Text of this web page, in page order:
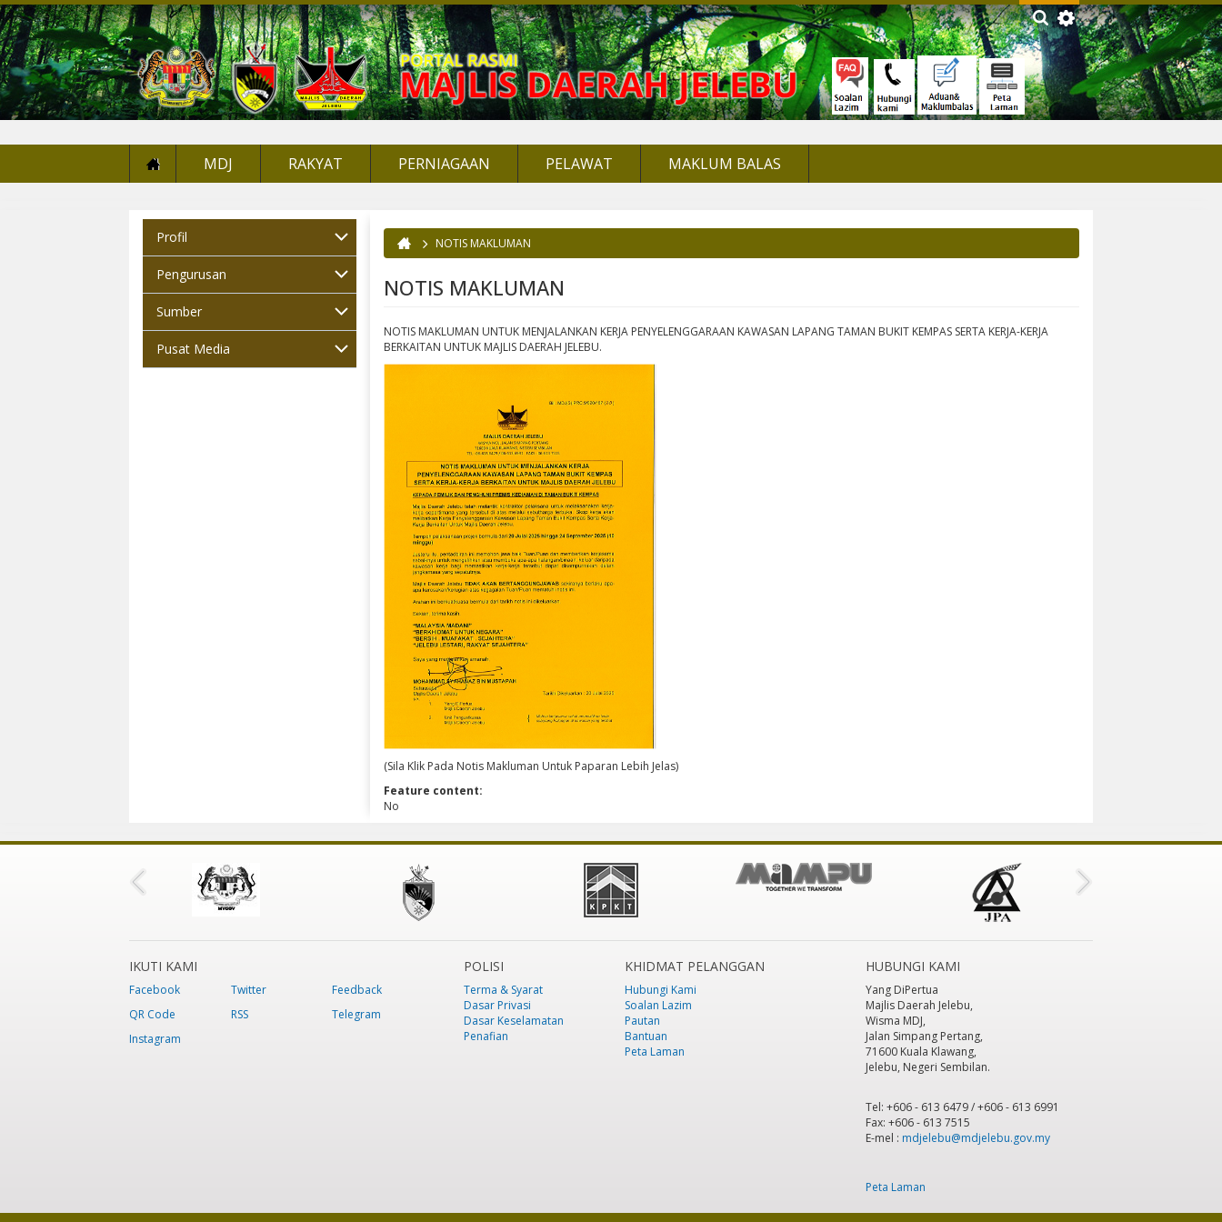
MDJ RAKYAT PERNIAGAAN PELAWAT MAKLUM BALAS
Profil
Pengurusan
Sumber
Pusat Media
Anda di sini
NOTIS MAKLUMAN
NOTIS MAKLUMAN
NOTIS MAKLUMAN UNTUK MENJALANKAN KERJA PENYELENGGARAAN KAWASAN LAPANG TAMAN BUKIT KEMPAS SERTA KERJA-KERJA
BERKAITAN UNTUK MAJLIS DAERAH JELEBU.
(Sila Klik Pada Notis Makluman Untuk Paparan Lebih Jelas)
Feature content:
No
IKUTI KAMI
Facebook Twitter
Feedback
QR Code
RSS
Telegram
Instagram
POLISI
Terma & Syarat
Dasar Privasi
Dasar Keselamatan
Penafian
KHIDMAT PELANGGAN
Hubungi Kami
Soalan Lazim
Pautan
Bantuan
Peta Laman
HUBUNGI KAMI
Yang DiPertua
Majlis Daerah Jelebu,
Wisma MDJ,
Jalan Simpang Pertang,
71600 Kuala Klawang,
Jelebu, Negeri Sembilan.
Tel: +606 - 613 6479 / +606 - 613 6991
Fax: +606 - 613 7515
E-mel : mdjelebu@mdjelebu.gov.my
Peta Laman